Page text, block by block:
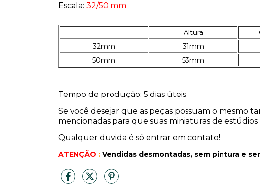
Escala: 32/50 mm
Altura
32mm
31mm
50mm
53mm
Tempo de produção: 5 dias úteis
Se você desejar que as peças possuam o mesmo
mencionadas para que suas miniaturas de
Qualquer duvida é só entrar em contato!
ATENÇÃO : Vendidas desmontadas, sem pintura e